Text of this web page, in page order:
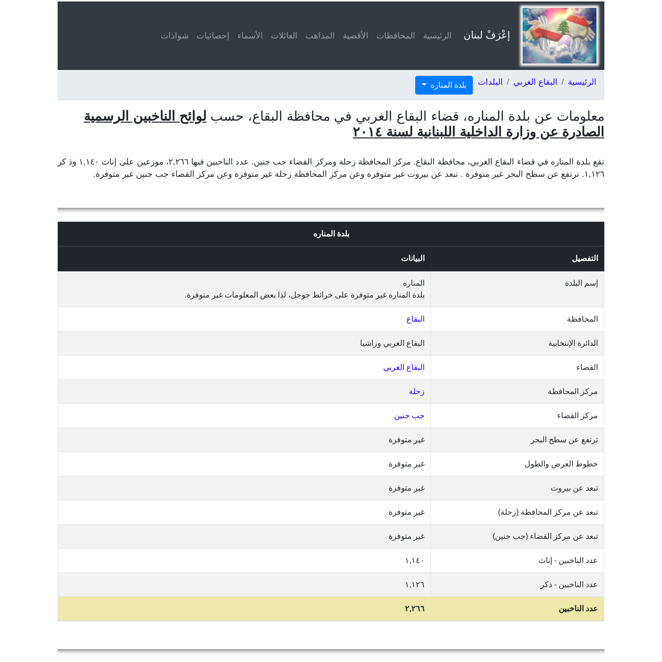
إعْرَفْ لبنان الرئيسية المحافظات الأقضية المذاهب العائلات الأسماء إحصائيات شواذات
الرئيسية البقاع الغربي البلدات بلدة المناره
معلومات عن بلدة المناره، قضاء البقاع الغربي في محافظة البقاع، حسب لوائح الناخبين الرسمية
الصادرة عن وزارة الداخلية اللبنانية لسنة ٢٠١٤
تقع بلدة المناره في قضاء البقاع الغربي، محافظة البقاع. مركز المحافظة زحلة ومركز القضاء جب جنين. عدد الناخبين فيها ٢,٢٦٦، موزعين على إناث ١,١٤٠ وذ كر
١,١٢٦. ترتفع عن سطح البحر غير متوفرة . تبعد عن بيروت غير متوفرة وعن مركز المحافظة زحلة غير متوفرة وعن مركز القضاء جب جنين غير متوفرة.
بلدة المناره
التفصيل البيانات
إسم البلدة
المناره
بلدة المناره غير متوفرة على خرائط جوجل، لذا بعض المعلومات غير متوفرة.
المحافظة البقاع
الدائرة الإنتخابية البقاع الغربي وراشيا
القضاء البقاع الغربي
مركز المحافظة زحلة
مركز القضاء جب جنين
ترتفع عن سطح البحر غير متوفرة
خطوط العرض والطول غير متوفرة
تبعد عن بيروت غير متوفرة
تبعد عن مركز المحافظة (زحلة) غير متوفرة
تبعد عن مركز القضاء (جب جنين) غير متوفرة
عدد الناخبين - إناث ١,١٤٠
عدد الناخبين - ذكر ١,١٢٦
عدد الناخبين ٢,٢٦٦